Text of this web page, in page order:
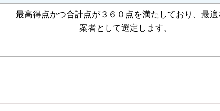
最高得点かつ合計点が３６０点を満たしており、最
案者として選定します。